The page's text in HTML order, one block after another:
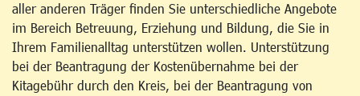
aller anderen Träger finden Sie unterschiedliche Angebote
im Bereich Betreuung, Erziehung und Bildung, die Sie in
Ihrem Familienalltag unterstützen wollen. Unterstützung
bei der Beantragung der Kostenübernahme bei der
Kitagebühr durch den Kreis, bei der Beantragung von